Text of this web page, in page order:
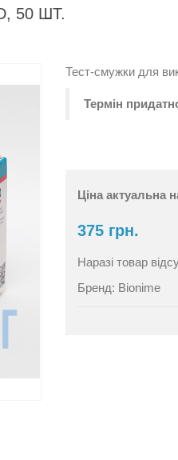
50 ШТ.
Тест-смужки для
Термін
Ціна актуальна
375 грн.
Наразі товар
Бренд: Bionime